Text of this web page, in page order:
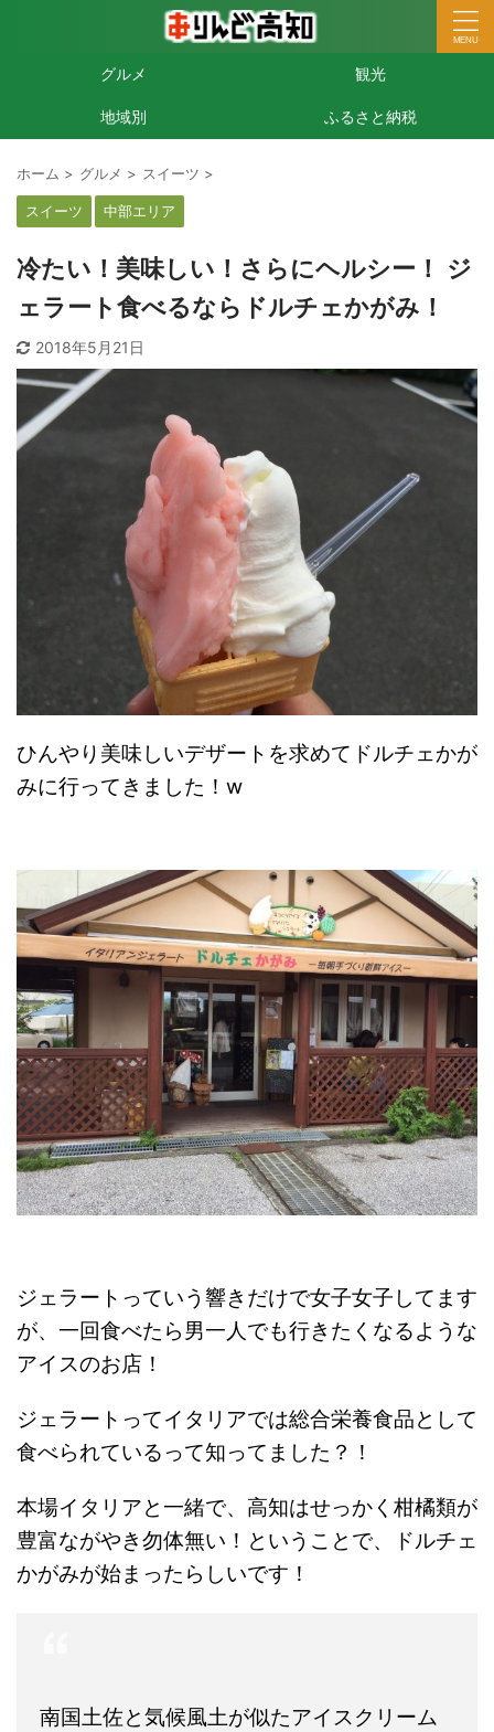
グルメ 観光
地域別 ふるさと納税
ホーム > グルメ > スイーツ >
スイーツ 中部エリア
冷たい！美味しい！さらにヘルシー！ ジ
ェラート食べるならドルチェかがみ！
2018年5月21日
ひんやり美味しいデザートを求めてドルチェかが
みに行ってきました！w
ジェラートっていう響きだけで女子女子してます
が、一回食べたら男一人でも行きたくなるような
アイスのお店！
ジェラートってイタリアでは総合栄養食品として
食べられているって知ってました？！
本場イタリアと一緒で、高知はせっかく柑橘類が
豊富ながやき勿体無い！ということで、ドルチェ
かがみが始まったらしいです！
南国土佐と気候風土が似たアイスクリーム